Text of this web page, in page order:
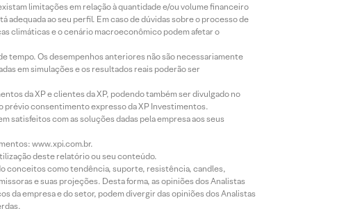
limitações em relação à quantidade e/ou volume financeiro
ao seu perfil. Em caso de dúvidas sobre o processo de
climáticas e o cenário macroeconômico podem afetar o
tempo. Os desempenhos anteriores não são necessariamente
em simulações e os resultados reais poderão ser
da XP e clientes da XP, podendo também ser divulgado no
prévio consentimento expresso da XP Investimentos.
satisfeitos com as soluções dadas pela empresa aos seus
www.xpi.com.br.
deste relatório ou seu conteúdo.
conceitos como tendência, suporte, resistência, candles,
e suas projeções. Desta forma, as opiniões dos Analistas
da empresa e do setor, podem divergir das opiniões dos Analistas